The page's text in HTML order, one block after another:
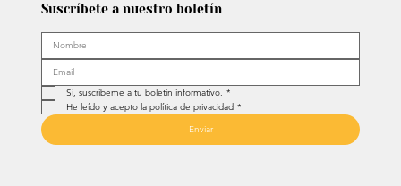
Suscríbete a nuestro boletín
Sí, suscríbeme a tu boletín informativo. *
He leído y acepto la política de privacidad *
Enviar